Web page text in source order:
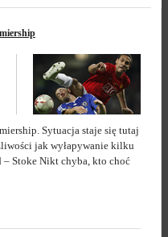
Sytuacja staje się tutaj
jak wyłapywanie kilku
– Stoke Nikt chyba, kto choć